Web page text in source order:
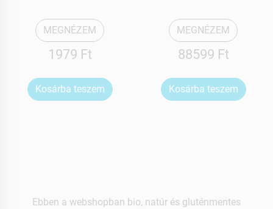
MEGNÉZEM
1979 Ft
Kosárba teszem
MEGNÉZEM
88599 Ft
Kosárba teszem
Ebben a webshopban bio, natúr és gluténmentes